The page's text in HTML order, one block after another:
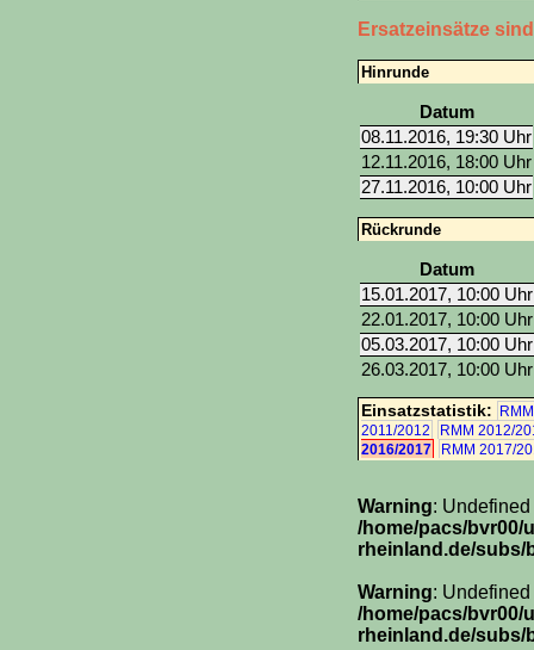
Ersatzeinsätze
Hinrunde
Datum
08.11.2016, 19:30 Uhr
12.11.2016, 18:00 Uhr
27.11.2016, 10:00 Uhr
Rückrunde
Datum
15.01.2017, 10:00 Uhr
22.01.2017, 10:00 Uhr
05.03.2017, 10:00 Uhr
26.03.2017, 10:00 Uhr
Einsatzstatistik:
2011/2012
RMM 2012/
2016/2017
RMM 2017/
Warning:
/home/pacs/bvr00/
rheinland.de/subs/
Warning:
/home/pacs/bvr00/
rheinland.de/subs/